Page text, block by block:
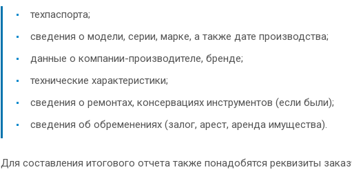
техпаспорта;
сведения о модели, серии, марке, а также дате производства;
данные о компании-производителе, бренде;
технические характеристики;
сведения о ремонтах, консервациях инструментов (если были);
сведения об обременениях (залог, арест, аренда имущества).
Для составления итогового отчета также понадобятся реквизиты